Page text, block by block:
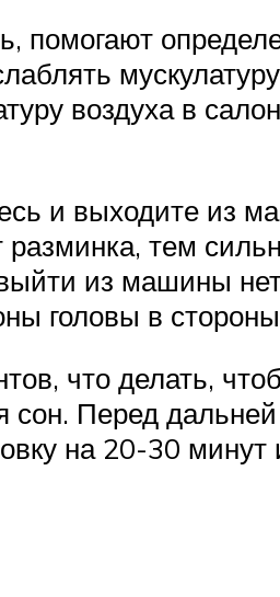
помогают
воздуха в
и выходите из
тем
из машины
головы в
что делать,
Перед
на 20-30